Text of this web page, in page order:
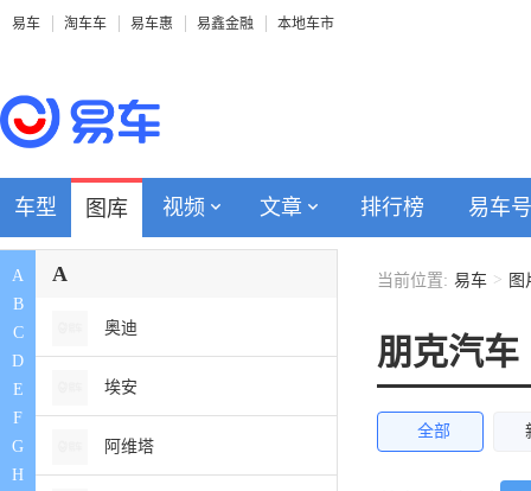
易车 淘车车 易车惠 易鑫金融 本地车市
车型 图库 视频 文章 排行榜 易车号
A
B
C
D
E
F
G
H
A
奥迪
埃安
阿维塔
当前位置: 易车 > 图
朋克汽车
全部